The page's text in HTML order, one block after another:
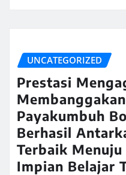
UNCATEGORIZED
Prestasi
Payakumbuh
Berhasil
Terbaik
Impian Belajar